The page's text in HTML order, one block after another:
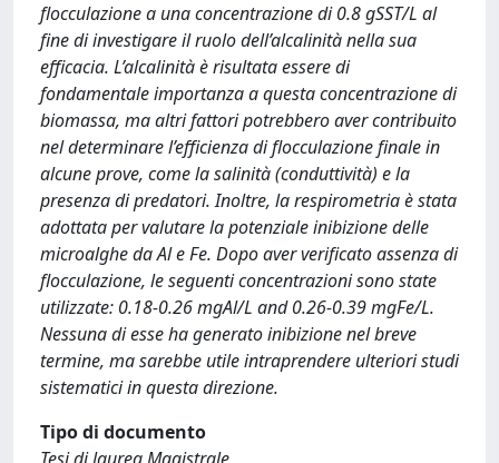
flocculazione a una concentrazione di 0.8 gSST/L al
fine di investigare il ruolo dell’alcalinità nella sua
efficacia. L’alcalinità è risultata essere di
fondamentale importanza a questa concentrazione di
biomassa, ma altri fattori potrebbero aver contribuito
nel determinare l’efficienza di flocculazione finale in
alcune prove, come la salinità (conduttività) e la
presenza di predatori. Inoltre, la respirometria è stata
adottata per valutare la potenziale inibizione delle
microalghe da Al e Fe. Dopo aver verificato assenza di
flocculazione, le seguenti concentrazioni sono state
utilizzate: 0.18-0.26 mgAl/L and 0.26-0.39 mgFe/L.
Nessuna di esse ha generato inibizione nel breve
termine, ma sarebbe utile intraprendere ulteriori studi
sistematici in questa direzione.
Tipo di documento